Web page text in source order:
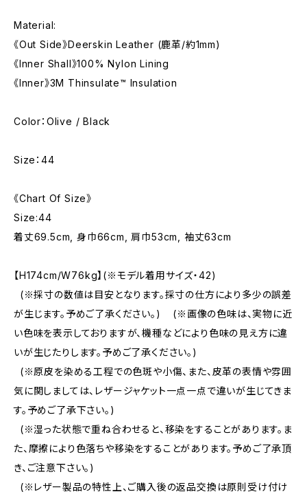
Material:
《Out Side》Deerskin Leather (鹿革/約1mm)
《Inner Shall》100% Nylon Lining
《Inner》3M Thinsulate™︎ Insulation
Color：Olive / Black
Size：44
《Chart Of Size》
Size:44
着丈69.5cm, 身巾66cm, 肩巾53cm, 袖丈63cm
【H174cm/W76kg】(※モデル着用サイズ・42)
(※採寸の数値は目安となります。採寸の仕方により多少の誤差
が生じます。予めご了承ください。) (※画像の色味は、実物に近
い色味を表示しておりますが、機種などにより色味の見え方に違
いが生じたりします。予めご了承ください。)
(※原皮を染める工程での色斑や小傷、また、皮革の表情や雰囲
気に関しましては、レザージャケット一点一点で違いが生じてきま
す。予めご了承下さい。)
(※湿った状態で重ね合わせると、移染をすることがあります。ま
た、摩擦により色落ちや移染をすることがあります。予めご了承頂
き、ご注意下さい。)
(※レザー製品の特性上、ご購入後の返品交換は原則受け付け